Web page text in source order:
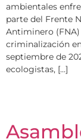
ambientales
parte del Frente
Antiminero
criminalización
septiembre de
ecologistas, […]